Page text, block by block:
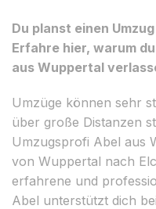
Du planst einen
Erfahre hier, warum
aus Wuppertal
Umzüge können sehr
über große Distanzen
Umzugsprofi Abel aus
von Wuppertal nach
erfahrene und
Abel unterstützt dich